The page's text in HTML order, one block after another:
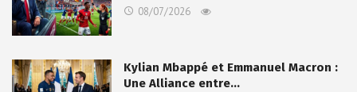
08/07/2026
Kylian Mbappé et Emmanuel Macron :
Une Alliance entre…